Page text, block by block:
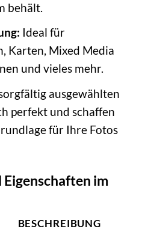
behält.
Ideal für
Karten, Mixed Media
und vieles mehr.
ausgewählten
perfekt und schaffen
für Ihre Fotos
im
BESCHREIBUNG